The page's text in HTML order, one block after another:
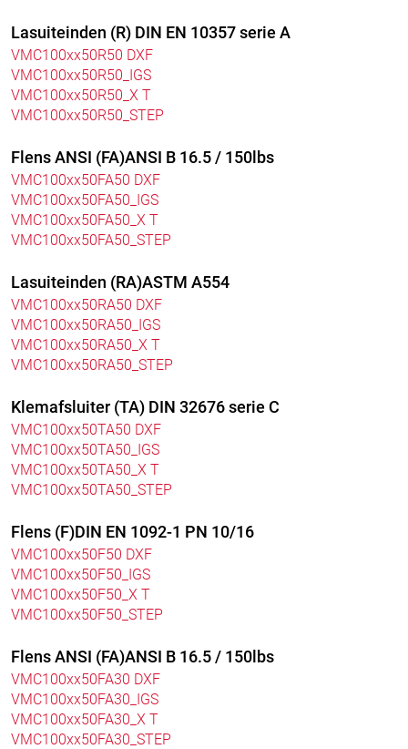
Lasuiteinden (R) DIN EN 10357 serie A
VMC100xx50R50 DXF
VMC100xx50R50_IGS
VMC100xx50R50_X T
VMC100xx50R50_STEP
Flens ANSI (FA)ANSI B 16.5 / 150lbs
VMC100xx50FA50 DXF
VMC100xx50FA50_IGS
VMC100xx50FA50_X T
VMC100xx50FA50_STEP
Lasuiteinden (RA)ASTM A554
VMC100xx50RA50 DXF
VMC100xx50RA50_IGS
VMC100xx50RA50_X T
VMC100xx50RA50_STEP
Klemafsluiter (TA) DIN 32676 serie C
VMC100xx50TA50 DXF
VMC100xx50TA50_IGS
VMC100xx50TA50_X T
VMC100xx50TA50_STEP
Flens (F)DIN EN 1092-1 PN 10/16
VMC100xx50F50 DXF
VMC100xx50F50_IGS
VMC100xx50F50_X T
VMC100xx50F50_STEP
Flens ANSI (FA)ANSI B 16.5 / 150lbs
VMC100xx50FA30 DXF
VMC100xx50FA30_IGS
VMC100xx50FA30_X T
VMC100xx50FA30_STEP